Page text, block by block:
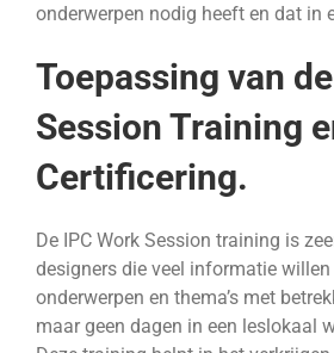
onderwerpen nodig heeft en dat in
Toepassing van
Session Training
Certificering.
De IPC Work Session training is
designers die veel informatie
onderwerpen en thema’s met
maar geen dagen in een leslokaal